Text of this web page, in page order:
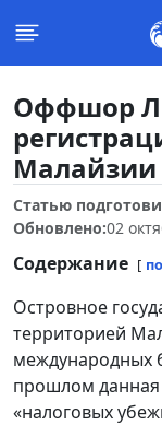
Оффшор
Малайзии
Статью
Обновлено:02
Содержание
Островное
территорией
международных
прошлом данная
«налоговых